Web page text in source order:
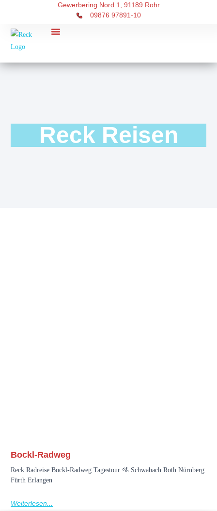
Gewerbering Nord 1, 91189 Rohr
09876 97891-10
Reck Reisen
Bockl-Radweg
Reck Radreise Bockl-Radweg Tagestour 🚵 Schwabach Roth Nürnberg
Fürth Erlangen
Weiterlesen...